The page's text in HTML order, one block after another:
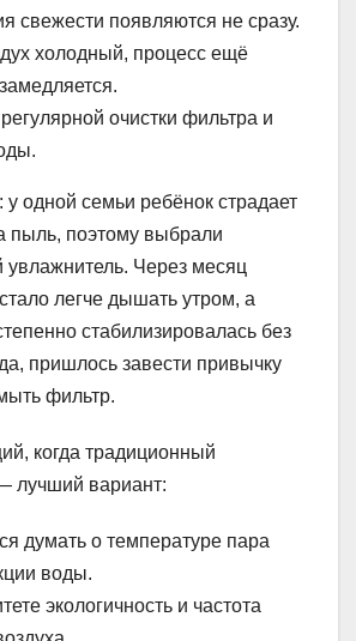
свежести появляются не сразу.
холодный, процесс ещё
очистки фильтра и
у одной семьи ребёнок страдает
пыль, поэтому выбрали
Через месяц
легче дышать утром, а
стабилизировалась без
пришлось завести привычку
фильтр.
когда традиционный
лучший вариант:
думать о температуре пара
воды.
экологичность и частота